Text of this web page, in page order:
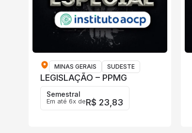
MINAS GERAIS SUDESTE
LEGISLAÇÃO – PPMG
Semestral
Em até 6x deR$ 23,83